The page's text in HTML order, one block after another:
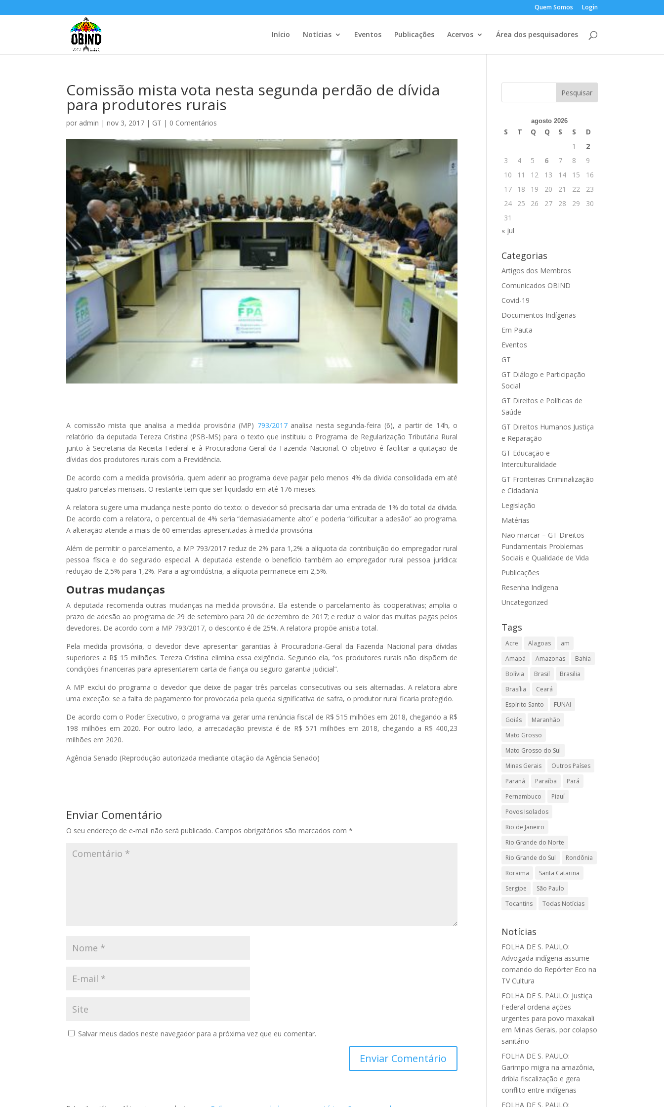
Quem Somos Login
Início Notícias Eventos Publicações Acervos Área dos pesquisadores
Comissão mista vota nesta segunda perdão de dívida
para produtores rurais
por admin |nov 3, 2017 | GT | 0 Comentários
A comissão mista que analisa a medida provisória (MP) 793/2017 analisa nesta segunda-feira (6), a partir de 14h, o
relatório da deputada Tereza Cristina (PSB-MS) para o texto que instituiu o Programa de Regularização Tributária Rural
junto à Secretaria da Receita Federal e à Procuradoria-Geral da Fazenda Nacional. O objetivo é facilitar a quitação de
dívidas dos produtores rurais com a Previdência.
De acordo com a medida provisória, quem aderir ao programa deve pagar pelo menos 4% da dívida consolidada em até
quatro parcelas mensais. O restante tem que ser liquidado em até 176 meses.
A relatora sugere uma mudança neste ponto do texto: o devedor só precisaria dar uma entrada de 1% do total da dívida.
De acordo com a relatora, o percentual de 4% seria “demasiadamente alto” e poderia “dificultar a adesão” ao programa.
A alteração atende a mais de 60 emendas apresentadas à medida provisória.
Além de permitir o parcelamento, a MP 793/2017 reduz de 2% para 1,2% a alíquota da contribuição do empregador rural
pessoa física e do segurado especial. A deputada estende o benefício também ao empregador rural pessoa jurídica:
redução de 2,5% para 1,2%. Para a agroindústria, a alíquota permanece em 2,5%.
Outras mudanças
A deputada recomenda outras mudanças na medida provisória. Ela estende o parcelamento às cooperativas; amplia o
prazo de adesão ao programa de 29 de setembro para 20 de dezembro de 2017; e reduz o valor das multas pagas pelos
devedores. De acordo com a MP 793/2017, o desconto é de 25%. A relatora propõe anistia total.
Pela medida provisória, o devedor deve apresentar garantias à Procuradoria-Geral da Fazenda Nacional para dívidas
superiores a R$ 15 milhões. Tereza Cristina elimina essa exigência. Segundo ela, “os produtores rurais não dispõem de
condições financeiras para apresentarem carta de fiança ou seguro garantia judicial”.
A MP exclui do programa o devedor que deixe de pagar três parcelas consecutivas ou seis alternadas. A relatora abre
uma exceção: se a falta de pagamento for provocada pela queda significativa de safra, o produtor rural ficaria protegido.
De acordo com o Poder Executivo, o programa vai gerar uma renúncia fiscal de R$ 515 milhões em 2018, chegando a R$
198 milhões em 2020. Por outro lado, a arrecadação prevista é de R$ 571 milhões em 2018, chegando a R$ 400,23
milhões em 2020.
Agência Senado (Reprodução autorizada mediante citação da Agência Senado)
Enviar Comentário
O seu endereço de e-mail não será publicado. Campos obrigatórios são marcados com*
Salvar meus dados neste navegador para a próxima vez que eu comentar.
agosto 2026
S T Q Q S S
D
1
2
3
4 5 6 7 8
9
10
11 12 13 14 15
16
17
18 19 20 21 22
23
24
25 26 27 28 29
30
31
« jul
Categorias
Artigos dos Membros
Comunicados OBIND
Covid-19
Documentos Indígenas
Em Pauta
Eventos
GT
GT Diálogo e Participação
Social
GT Direitos e Políticas de
Saúde
GT Direitos Humanos Justiça
e Reparação
GT Educação e
Interculturalidade
GT Fronteiras Criminalização
e Cidadania
Legislação
Matérias
Não marcar – GT Direitos
Fundamentais Problemas
Sociais e Qualidade de Vida
Publicações
Resenha Indígena
Uncategorized
Tags
Acre Alagoas
am
Amapá
Amazonas
Bahia
Bolívia
Brasil
Brasilia
Brasília
Ceará
Espírito Santo
FUNAI
Goiás
Maranhão
Mato Grosso
Mato Grosso do Sul
Minas Gerais
Outros Países
Paraná
Paraíba
Pará
Pernambuco
Piauí
Povos Isolados
Rio de Janeiro
Rio Grande do Norte
Rio Grande do Sul
Rondônia
Roraima
Santa Catarina
Sergipe
São Paulo
Tocantins
Todas Notícias
Notícias
FOLHA DE S. PAULO:
Advogada indígena assume
comando do Repórter Eco na
TV Cultura
FOLHA DE S. PAULO: Justiça
Federal ordena ações
urgentes para povo maxakali
em Minas Gerais, por colapso
sanitário
FOLHA DE S. PAULO:
Garimpo migra na amazônia,
dribla fiscalização e gera
conflito entre indígenas
FOLHA DE S. PAULO: